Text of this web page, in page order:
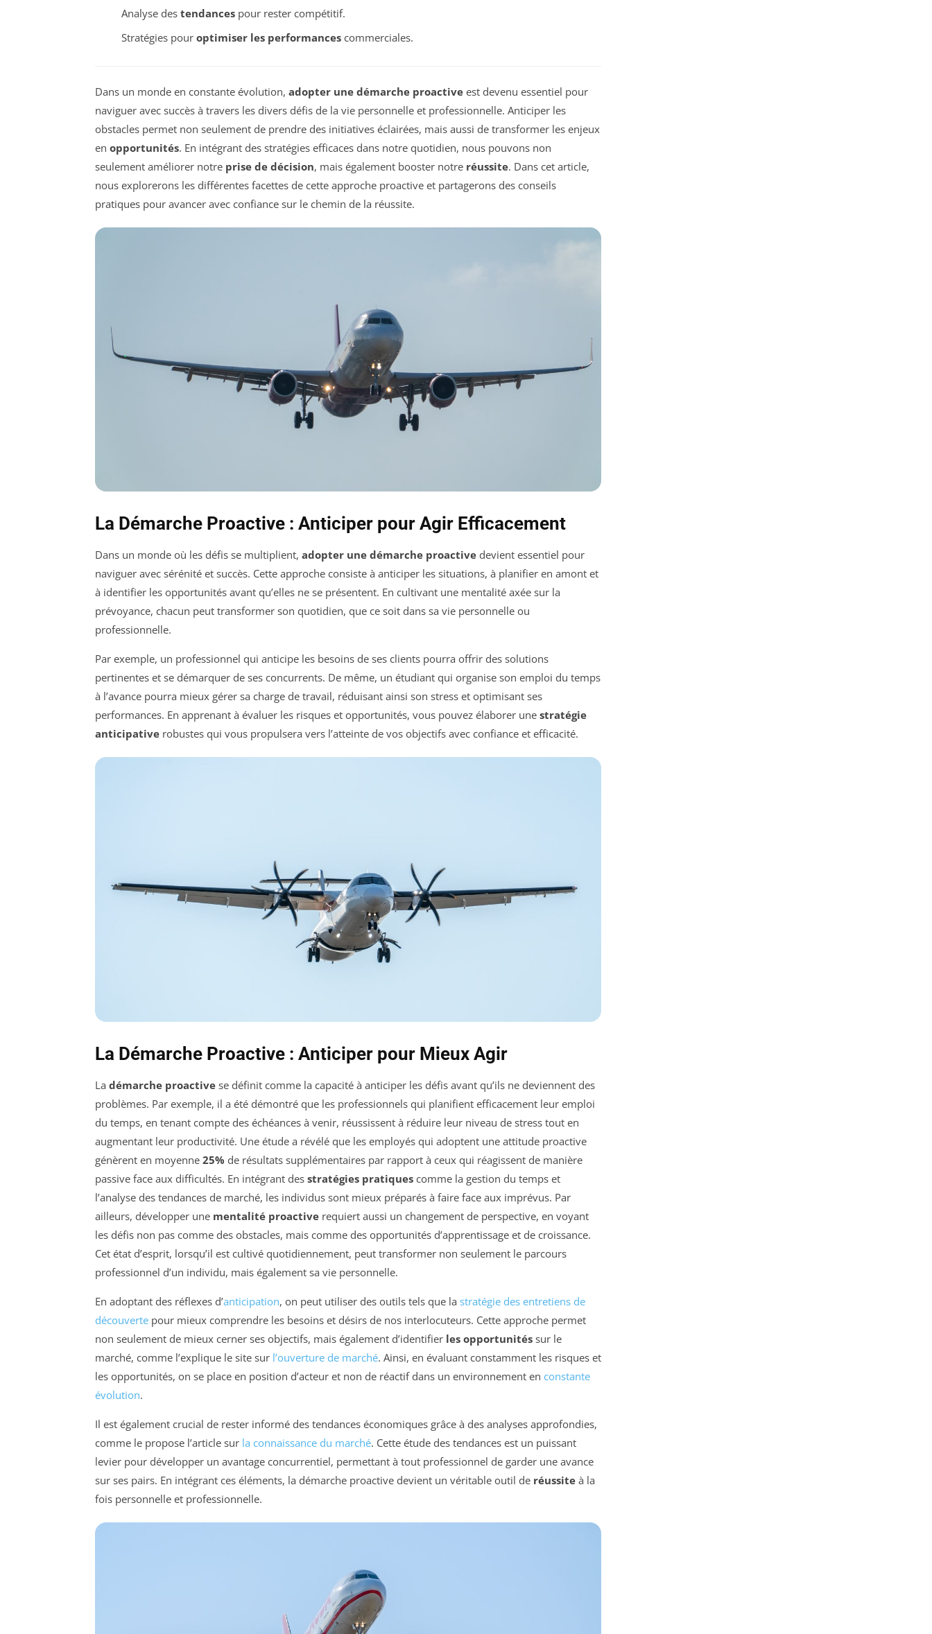
Analyse des tendancespour rester compétitif.
Stratégies pour optimiser les performancescommerciales.
Dans un monde en constante évolution, adopter une démarche proactive est devenu essentiel pour
naviguer avec succès à travers les divers défis de la vie personnelle et professionnelle. Anticiper les
obstacles permet non seulement de prendre des initiatives éclairées, mais aussi de transformer les enjeux
en opportunités. En intégrant des stratégies efficaces dans notre quotidien, nous pouvons non
seulement améliorer notre prise de décision, mais également booster notre réussite. Dans cet article,
nous explorerons les différentes facettes de cette approche proactive et partagerons des conseils
pratiques pour avancer avec confiance sur le chemin de la réussite.
La Démarche Proactive : Anticiper pour Agir Efficacement
Dans un monde où les défis se multiplient, adopter une démarche proactive devient essentiel pour
naviguer avec sérénité et succès. Cette approche consiste à anticiper les situations, à planifier en amont et
à identifier les opportunités avant qu’elles ne se présentent. En cultivant une mentalité axée sur la
prévoyance, chacun peut transformer son quotidien, que ce soit dans sa vie personnelle ou
professionnelle.
Par exemple, un professionnel qui anticipe les besoins de ses clients pourra offrir des solutions
pertinentes et se démarquer de ses concurrents. De même, un étudiant qui organise son emploi du temps
à l’avance pourra mieux gérer sa charge de travail, réduisant ainsi son stress et optimisant ses
performances. En apprenant à évaluer les risques et opportunités, vous pouvez élaborer une stratégie
anticipative robustes qui vous propulsera vers l’atteinte de vos objectifs avec confiance et efficacité.
La Démarche Proactive : Anticiper pour Mieux Agir
La démarche proactive se définit comme la capacité à anticiper les défis avant qu’ils ne deviennent des
problèmes. Par exemple, il a été démontré que les professionnels qui planifient efficacement leur emploi
du temps, en tenant compte des échéances à venir, réussissent à réduire leur niveau de stress tout en
augmentant leur productivité. Une étude a révélé que les employés qui adoptent une attitude proactive
génèrent en moyenne 25% de résultats supplémentaires par rapport à ceux qui réagissent de manière
passive face aux difficultés. En intégrant des stratégies pratiques comme la gestion du temps et
l’analyse des tendances de marché, les individus sont mieux préparés à faire face aux imprévus. Par
ailleurs, développer une mentalité proactive requiert aussi un changement de perspective, en voyant
les défis non pas comme des obstacles, mais comme des opportunités d’apprentissage et de croissance.
Cet état d’esprit, lorsqu’il est cultivé quotidiennement, peut transformer non seulement le parcours
professionnel d’un individu, mais également sa vie personnelle.
En adoptant des réflexes d’anticipation, on peut utiliser des outils tels que la stratégie des entretiens de
découverte pour mieux comprendre les besoins et désirs de nos interlocuteurs. Cette approche permet
non seulement de mieux cerner ses objectifs, mais également d’identifier les opportunités sur le
marché, comme l’explique le site sur l’ouverture de marché. Ainsi, en évaluant constamment les risques et
les opportunités, on se place en position d’acteur et non de réactif dans un environnement en constante
évolution.
Il est également crucial de rester informé des tendances économiques grâce à des analyses approfondies,
comme le propose l’article sur la connaissance du marché. Cette étude des tendances est un puissant
levier pour développer un avantage concurrentiel, permettant à tout professionnel de garder une avance
sur ses pairs. En intégrant ces éléments, la démarche proactive devient un véritable outil de réussite à la
fois personnelle et professionnelle.